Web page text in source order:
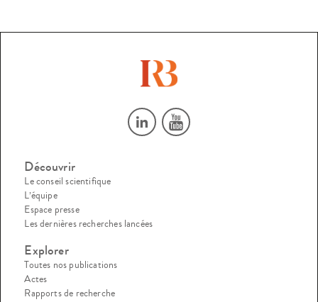
Découvrir
Le conseil scientifique
L’équipe
Espace presse
Les dernières recherches lancées
Explorer
Toutes nos publications
Actes
Rapports de recherche